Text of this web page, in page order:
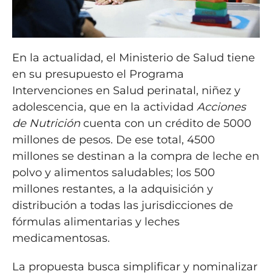
En la actualidad, el Ministerio de Salud tiene
en su presupuesto el Programa
Intervenciones en Salud perinatal, niñez y
adolescencia, que en la actividad Acciones
de Nutricióncuenta con un crédito de 5000
millones de pesos. De ese total, 4500
millones se destinan a la compra de leche en
polvo y alimentos saludables; los 500
millones restantes, a la adquisición y
distribución a todas las jurisdicciones de
fórmulas alimentarias y leches
medicamentosas.
La propuesta busca simplificar y nominalizar